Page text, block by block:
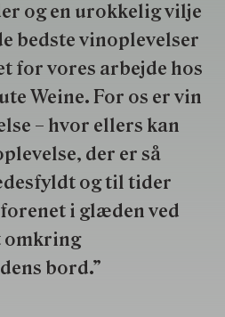
og en urokkelig vilje
bedste vinoplevelser
for vores arbejde hos
Weine. For os er vin
– hvor ellers kan
der er så
og til tider
i glæden ved
omkring
bord.”